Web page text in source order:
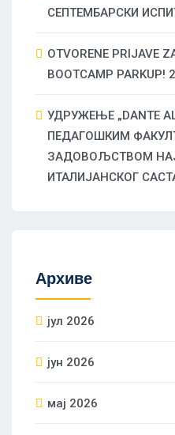
СЕПТЕМБАРСКИ
OTVORENE PRIJAVE
BOOTCAMP PARKUP!
УДРУЖЕЊЕ „DANTE
ПЕДАГОШКИМ
ЗАДОВОЉСТВОМ
ИТАЛИЈАНСКОГ
Архиве
јул 2026
јун 2026
мај 2026